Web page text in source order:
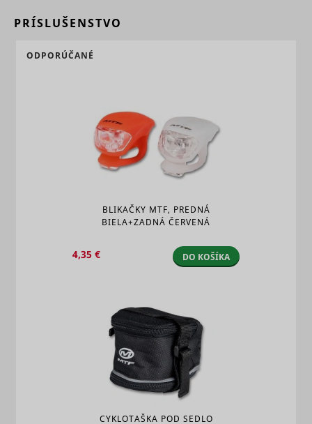
PRÍSLUŠENSTVO
ODPORÚČANÉ
BLIKAČKY MTF, PREDNÁ
BIELA+ZADNÁ ČERVENÁ
4,35 € DO KOŠÍKA
CYKLOTAŠKA POD SEDLO